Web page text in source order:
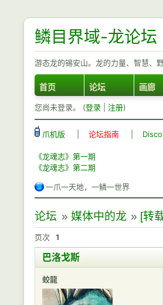
鳞目界域-龙论坛
游态龙的锡安山。龙的力量、智慧、
首页 论坛 画廊
您尚未登录。 (登录 注册)
爪机版 论坛指南
《龙魂志》第一期
《龙魂志》第二期
一爪一天地，一鳞一世界
论坛 » 媒体中的龙 » [转
页次 1
巴洛戈斯
蛟龍